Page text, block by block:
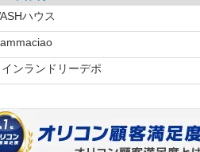
ハウス
インランドリーデポ